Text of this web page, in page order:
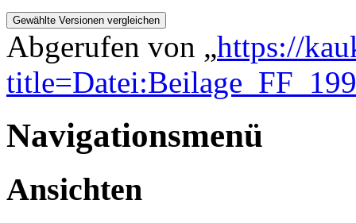
Abgerufen von „https://
Navigationsmenü
Ansichten